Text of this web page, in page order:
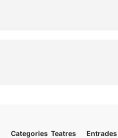
Categories Teatres
Entrades